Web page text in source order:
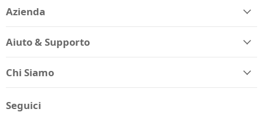
Azienda
Aiuto & Supporto
Chi Siamo
Seguici